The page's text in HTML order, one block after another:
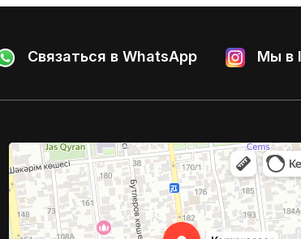
Связаться в WhatsApp Мы в
Kompressor
Компрессоры и компрессорное оборудование в Алматы
Системы вентиляции в Алматы